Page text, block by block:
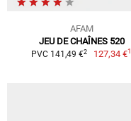
AFAM
JEU DE CHAÎNES 520
PVC 141,49 €2 127,34 €1